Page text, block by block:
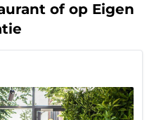
of op Eigen